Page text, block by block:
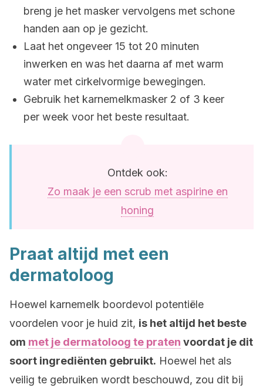
breng je het masker vervolgens met schone
handen aan op je gezicht.
Laat het ongeveer 15 tot 20 minuten
inwerken en was het daarna af met warm
water met cirkelvormige bewegingen.
Gebruik het karnemelkmasker 2 of 3 keer
per week voor het beste resultaat.
Ontdek ook:
Zo maak je een scrub met aspirine en
honing
Praat altijd met een
dermatoloog
Hoewel karnemelk boordevol potentiële
voordelen voor je huid zit, is het altijd het beste
om met je dermatoloog te praten voordat je dit
soort ingrediënten gebruikt. Hoewel het als
veilig te gebruiken wordt beschouwd, zou dit bij